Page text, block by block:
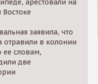
арестовали на
заявила, что
отравили в колонии
ее словам,
две